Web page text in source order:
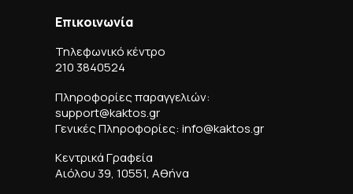
Επικοινωνία
Τηλεφωνικό κέντρο
210 3840524
Πληροφορίες παραγγελιών:
support@kaktos.gr
Γενικές Πληροφορίες: info@kaktos.gr
Κεντρικά Γραφεία
Αιόλου 39, 10551, Αθήνα